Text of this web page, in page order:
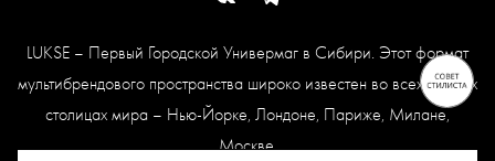
LUKSE – Первый Городской Универмаг в Сибири. Этот формат
мультибрендового пространства широко известен во всех модных
столицах мира – Нью-Йорке, Лондоне, Париже, Милане,
Москве.